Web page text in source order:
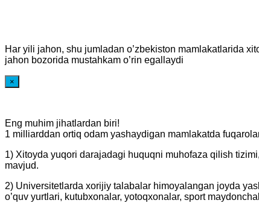
Har yili jahon, shu jumladan o’zbekiston mamlakatlarida
jahon bozorida mustahkam o’rin egallaydi
×
Eng muhim jihatlardan biri!
1 milliarddan ortiq odam yashaydigan mamlakatda
1) Xitoyda yuqori darajadagi huquqni muhofaza qilish
mavjud.
2) Universitetlarda xorijiy talabalar himoyalangan joyda
o’quv yurtlari, kutubxonalar, yotoqxonalar, sport